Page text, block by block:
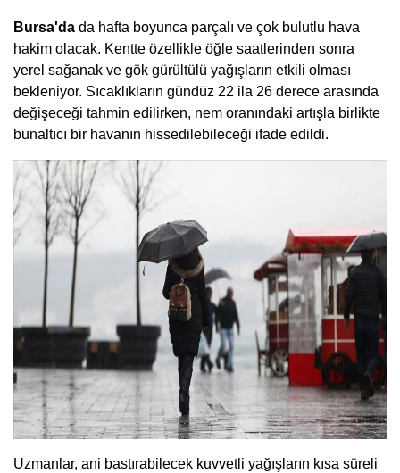
Bursa'da da hafta boyunca parçalı ve çok bulutlu hava
hakim olacak. Kentte özellikle öğle saatlerinden sonra
yerel sağanak ve gök gürültülü yağışların etkili olması
bekleniyor. Sıcaklıkların gündüz 22 ila 26 derece arasında
değişeceği tahmin edilirken, nem oranındaki artışla birlikte
bunaltıcı bir havanın hissedilebileceği ifade edildi.
Uzmanlar, ani bastırabilecek kuvvetli yağışların kısa süreli